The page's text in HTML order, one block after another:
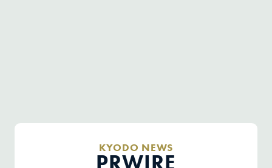
KYODO NEWS